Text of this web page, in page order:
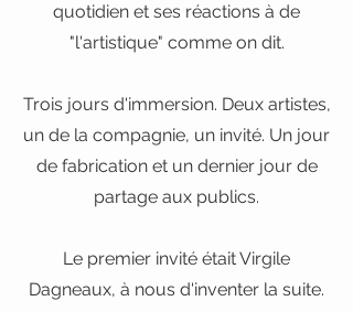
quotidien et ses réactions à de
"l'artistique" comme on dit.
Trois jours d'immersion. Deux artistes,
un de la compagnie, un invité. Un jour
de fabrication et un dernier jour de
partage aux publics.
Le premier invité était Virgile
Dagneaux, à nous d'inventer la suite.